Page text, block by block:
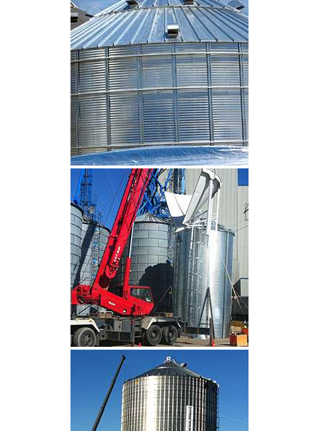
CLIQUEZ POUR AGRANDIR
CLIQUEZ POUR AGRANDIR